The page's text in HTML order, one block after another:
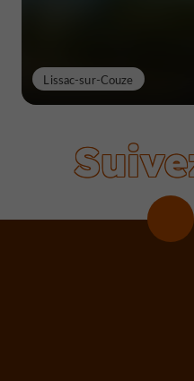
Lissac-sur-Couze